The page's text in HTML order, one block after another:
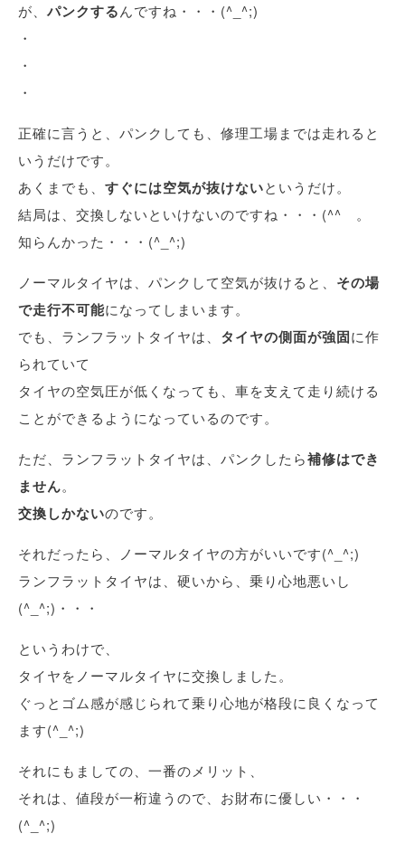
が、 パンクするんですね・・・(^_^;)
・
・
・
正確に言うと、パンクしても、修理工場までは走れると
いうだけです。
あくまでも、 すぐには空気が抜けないというだけ。
結局は、交換しないといけないのですね・・・(^^ゞ。
知らんかった・・・(^_^;)
ノーマルタイヤは、パンクして空気が抜けると、 その場
で走行不可能になってしまいます。
でも、ランフラットタイヤは、 タイヤの側面が強固に作
られていて
タイヤの空気圧が低くなっても、車を支えて走り続ける
ことができるようになっているのです。
ただ、ランフラットタイヤは、パンクしたら補修はでき
ません。
交換しかないのです。
それだったら、ノーマルタイヤの方がいいです(^_^;)
ランフラットタイヤは、硬いから、乗り心地悪いし
(^_^;)・・・
というわけで、
タイヤをノーマルタイヤに交換しました。
ぐっとゴム感が感じられて乗り心地が格段に良くなって
ます(^_^;)
それにもましての、一番のメリット、
それは、値段が一桁違うので、お財布に優しい・・・
(^_^;)